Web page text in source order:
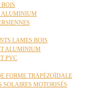
ALUMINIUM
LAMES BOIS
ALUMINIUM
PVC
FORME TRAPÉZOÏDALE
SOLAIRES MOTORISÉS